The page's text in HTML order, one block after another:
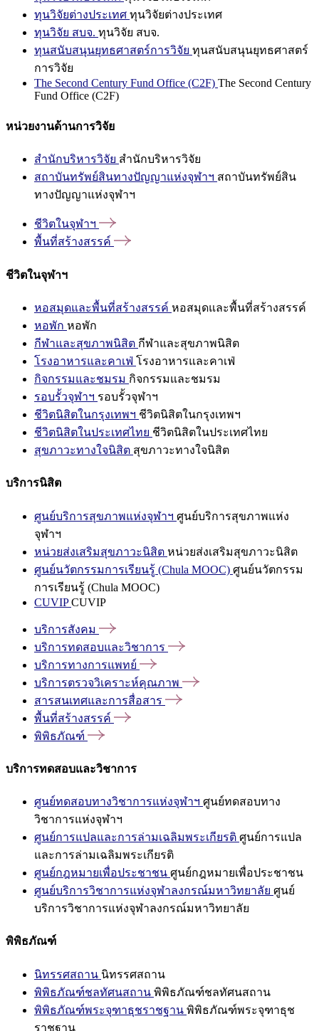
ทุนวิจัยต่างประเทศ ทุนวิจัยต่างประเทศ
ทุนวิจัย สบจ. ทุนวิจัย สบจ.
ทุนสนับสนุนยุทธศาสตร์การวิจัย ทุนสนับสนุนยุทธศาสตร์
การวิจัย
The Second Century Fund Office (C2F) The Second Century
Fund Office (C2F)
หน่วยงานด้านการวิจัย
สำนักบริหารวิจัย สำนักบริหารวิจัย
สถาบันทรัพย์สินทางปัญญาแห่งจุฬาฯ สถาบันทรัพย์สิน
ทางปัญญาแห่งจุฬาฯ
ชีวิตในจุฬาฯ
พื้นที่สร้างสรรค์
ชีวิตในจุฬาฯ
หอสมุดและพื้นที่สร้างสรรค์ หอสมุดและพื้นที่สร้างสรรค์
หอพัก หอพัก
กีฬาและสุขภาพนิสิต กีฬาและสุขภาพนิสิต
โรงอาหารและคาเฟ่ โรงอาหารและคาเฟ่
กิจกรรมและชมรม กิจกรรมและชมรม
รอบรั้วจุฬาฯ รอบรั้วจุฬาฯ
ชีวิตนิสิตในกรุงเทพฯ ชีวิตนิสิตในกรุงเทพฯ
ชีวิตนิสิตในประเทศไทย ชีวิตนิสิตในประเทศไทย
สุขภาวะทางใจนิสิต สุขภาวะทางใจนิสิต
บริการนิสิต
ศูนย์บริการสุขภาพแห่งจุฬาฯ ศูนย์บริการสุขภาพแห่ง
จุฬาฯ
หน่วยส่งเสริมสุขภาวะนิสิต หน่วยส่งเสริมสุขภาวะนิสิต
ศูนย์นวัตกรรมการเรียนรู้ (Chula MOOC) ศูนย์นวัตกรรม
การเรียนรู้ (Chula MOOC)
CUVIPCUVIP
บริการสังคม
บริการทดสอบและวิชาการ
บริการทางการแพทย์
บริการตรวจวิเคราะห์คุณภาพ
สารสนเทศและการสื่อสาร
พื้นที่สร้างสรรค์
พิพิธภัณฑ์
บริการทดสอบและวิชาการ
ศูนย์ทดสอบทางวิชาการแห่งจุฬาฯ ศูนย์ทดสอบทาง
วิชาการแห่งจุฬาฯ
ศูนย์การแปลและการล่ามเฉลิมพระเกียรติ ศูนย์การแปล
และการล่ามเฉลิมพระเกียรติ
ศูนย์กฎหมายเพื่อประชาชน ศูนย์กฎหมายเพื่อประชาชน
ศูนย์บริการวิชาการแห่งจุฬาลงกรณ์มหาวิทยาลัย ศูนย์
บริการวิชาการแห่งจุฬาลงกรณ์มหาวิทยาลัย
พิพิธภัณฑ์
นิทรรศสถาน นิทรรศสถาน
พิพิธภัณฑ์ชลทัศนสถาน พิพิธภัณฑ์ชลทัศนสถาน
พิพิธภัณฑ์พระจุฑาธุชราชฐาน พิพิธภัณฑ์พระจุฑาธุช
ราชฐาน